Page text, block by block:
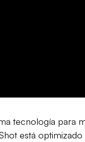
tecnología para
está